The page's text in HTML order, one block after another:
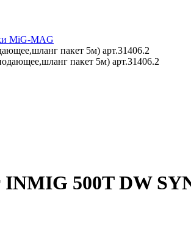
MiG-MAG
пакет 5м) арт.31406.2
500T DW